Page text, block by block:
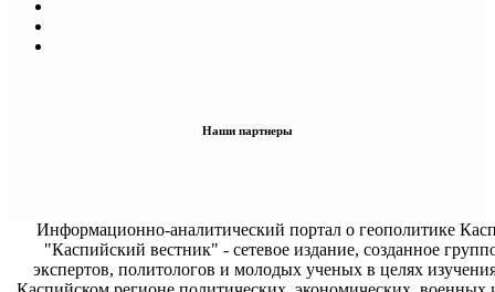
Наши партнеры
Информационно-аналитический портал о геополитике
"Каспийский вестник" - сетевое издание, созданное
экспертов, политологов и молодых ученых в целях